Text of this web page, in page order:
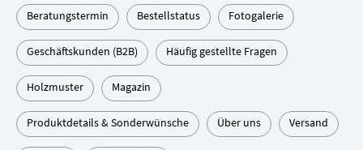
Beratungstermin Bestellstatus Fotogalerie
Geschäftskunden (B2B) Häufig gestellte Fragen
Holzmuster Magazin
Produktdetails & Sonderwünsche Über uns Versand